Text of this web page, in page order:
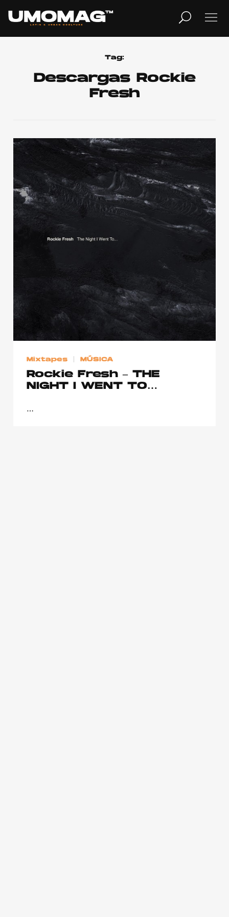
TV
Home
Publicidad
Aviso Legal
© 2015-2022 UMOMAG. PROPIEDAD DE UMO agency. TODOS LOS
DERECHOS RESERVADOS.
Tag:
Descargas Rockie
Fresh
Mixtapes MÚSICA
Rockie Fresh – THE
NIGHT I WENT TO…
…